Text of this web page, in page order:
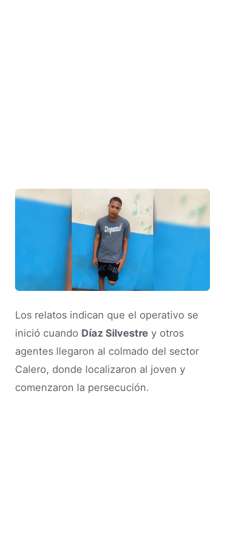
Los relatos indican que el operativo se
inició cuando Díaz Silvestre y otros
agentes llegaron al colmado del sector
Calero, donde localizaron al joven y
comenzaron la persecución.